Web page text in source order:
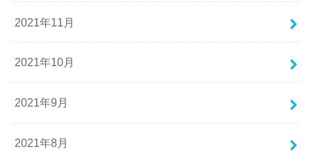
2021年11月
2021年10月
2021年9月
2021年8月